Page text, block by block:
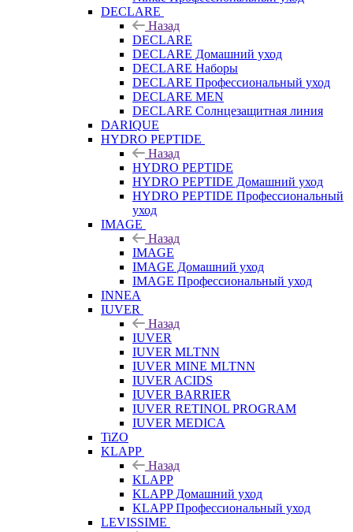
DECLARE
Назад
DECLARE
DECLARE Домашний уход
DECLARE Наборы
DECLARE Профессиональный уход
DECLARE MEN
DECLARE Солнцезащитная линия
DARIQUE
HYDRO PEPTIDE
Назад
HYDRO PEPTIDE
HYDRO PEPTIDE Домашний уход
HYDRO PEPTIDE Профессиональный
уход
IMAGE
Назад
IMAGE
IMAGE Домашний уход
IMAGE Профессиональный уход
INNEA
IUVER
Назад
IUVER
IUVER MLTNN
IUVER MINE MLTNN
IUVER ACIDS
IUVER BARRIER
IUVER RETINOL PROGRAM
IUVER MEDICA
TiZO
KLAPP
Назад
KLAPP
KLAPP Домашний уход
KLAPP Профессиональный уход
LEVISSIME